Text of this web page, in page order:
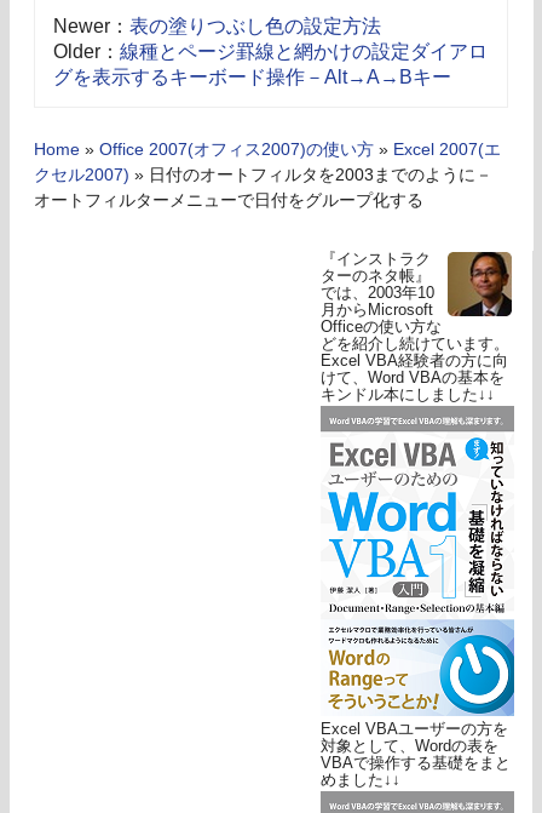
Newer： 表の塗りつぶし色の設定方法
Older： 線種とページ罫線と網かけの設定ダイアロ
グを表示するキーボード操作－Alt→A→Bキー
Home » Office 2007(オフィス2007)の使い方 » Excel 2007(エ
クセル2007) » 日付のオートフィルタを2003までのように－
オートフィルターメニューで日付をグループ化する
『インストラク
ターのネタ帳』
では、2003年10
月からMicrosoft
Officeの使い方な
どを紹介し続けています。
Excel VBA経験者の方に向
けて、Word VBAの基本を
キンドル本にしました↓↓
Excel VBAユーザーの方を
対象として、Wordの表を
VBAで操作する基礎をまと
めました↓↓